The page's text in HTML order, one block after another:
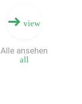
view
all
Alle ansehen